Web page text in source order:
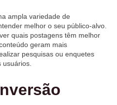
ampla variedade de
melhor o seu público-alvo.
quais postagens têm melhor
geram mais
pesquisas ou enquetes